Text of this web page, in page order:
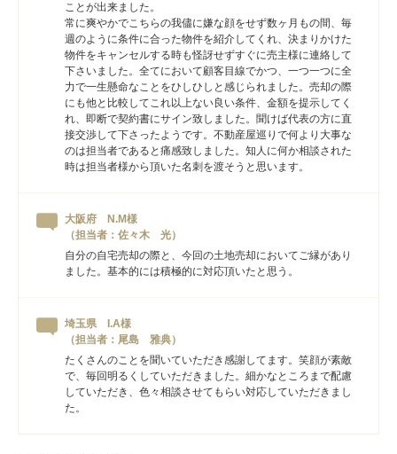
ことが出来ました。
常に爽やかでこちらの我儘に嫌な顔をせず数ヶ月もの間、毎
週のように条件に合った物件を紹介してくれ、決まりかけた
物件をキャンセルする時も怪訝せずすぐに売主様に連絡して
下さいました。全てにおいて顧客目線でかつ、一つ一つに全
力で一生懸命なことをひしひしと感じられました。売却の際
にも他と比較してこれ以上ない良い条件、金額を提示してく
れ、即断で契約書にサイン致しました。聞けば代表の方に直
接交渉して下さったようです。不動産屋巡りで何より大事な
のは担当者であると痛感致しました。知人に何か相談された
時は担当者様から頂いた名刺を渡そうと思います。
大阪府 N.M様
（担当者：佐々木 光）
自分の自宅売却の際と、今回の土地売却においてご縁があり
ました。基本的には積極的に対応頂いたと思う。
埼玉県 I.A様
（担当者：尾島 雅典）
たくさんのことを聞いていただき感謝してます。笑顔が素敵
で、毎回明るくしていただきました。細かなところまで配慮
していただき、色々相談させてもらい対応していただきまし
た。